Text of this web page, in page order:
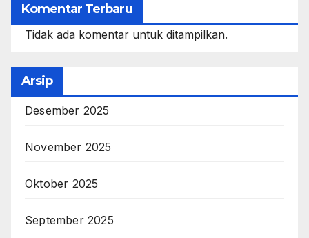
Komentar Terbaru
Tidak ada komentar untuk ditampilkan.
Arsip
Desember 2025
November 2025
Oktober 2025
September 2025